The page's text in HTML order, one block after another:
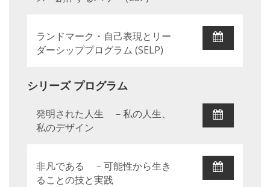
ランドマーク・自己表現とリー
ダーシッププログラム (SELP)
シリーズ プログラム
発明された人生 －私の人生、
私のデザイン
非凡である －可能性から生き
ることの技と実践